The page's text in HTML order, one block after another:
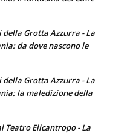
della Grotta Azzurra - La
da dove nascono le
della Grotta Azzurra - La
la maledizione della
Teatro Elicantropo - La